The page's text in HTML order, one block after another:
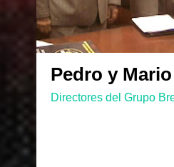
Pedro y
Directores del Grupo